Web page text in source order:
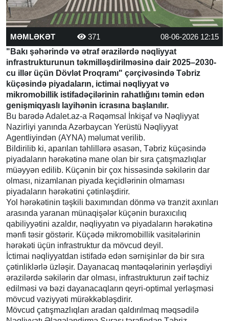
MƏMLƏKƏT 371
08-06-2026 12:15
"Bakı şəhərində və ətraf ərazilərdə nəqliyyat
infrastrukturunun təkmilləşdirilməsinə dair 2025–2030-
cu illər üçün Dövlət Proqramı" çərçivəsində Təbriz
küçəsində piyadaların, ictimai nəqliyyat və
mikromobillik istifadəçilərinin rahatlığını təmin edən
genişmiqyaslı layihənin icrasına başlanılır.
Bu barədə Adalet.az-a Rəqəmsal İnkişaf və Nəqliyyat
Nazirliyi yanında Azərbaycan Yerüstü Nəqliyyat
Agentliyindən (AYNA) məlumat verilib.
Bildirilib ki, aparılan təhlillərə əsasən, Təbriz küçəsində
piyadaların hərəkətinə mane olan bir sıra çatışmazlıqlar
müəyyən edilib. Küçənin bir çox hissəsində səkilərin dar
olması, nizamlanan piyada keçidlərinin olmaması
piyadaların hərəkətini çətinləşdirir.
Yol hərəkətinin təşkili baxımından dönmə və tranzit axınları
arasında yaranan münaqişələr küçənin buraxıcılıq
qabiliyyətini azaldır, nəqliyyatın və piyadaların hərəkətinə
mənfi təsir göstərir. Küçədə mikromobillik vasitələrinin
hərəkəti üçün infrastruktur da mövcud deyil.
İctimai nəqliyyatdan istifadə edən sərnişinlər də bir sıra
çətinliklərlə üzləşir. Dayanacaq məntəqələrinin yerləşdiyi
ərazilərdə səkilərin dar olması, infrastrukturun zəif təchiz
edilməsi və bəzi dayanacaqların qeyri-optimal yerləşməsi
mövcud vəziyyəti mürəkkəbləşdirir.
Mövcud çatışmazlıqları aradan qaldırılmaq məqsədilə